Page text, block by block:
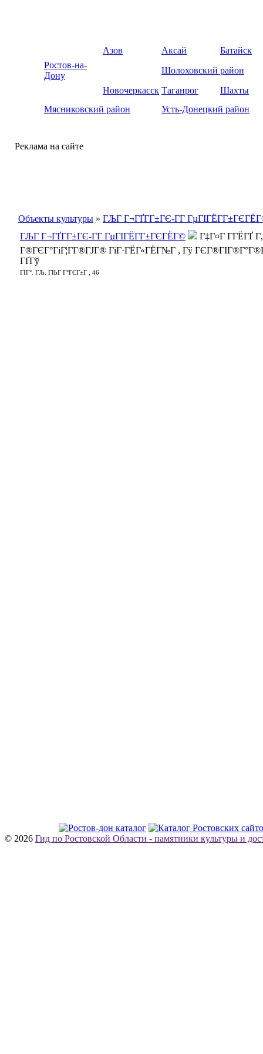
Азов Аксай
Батайск
Ростов-на-
Дону
Шолоховский район
Новочеркасск Таганрог
Шахты
Мясниковский район
Усть-Донецкий район
Реклама на сайте
Объекты культуры » ГЉГ Г¬ГҐГ­Г±ГЄ-ГГ
ГЉГ Г¬ГҐГ­Г±ГЄ-ГГ ГµГІГЁГ­Г±ГЄГЁГ©
Г‡Г¤Г Г­ГЁГҐ
Г®ГЄГ°ГіГ¦Г­Г®ГЈГ® ГіГ·ГЁГ«ГЁГ№Г , Гў
ГҐГў
ГЇГ°. ГЉ. ГЊГ Г°ГЄГ±Г , 46
© 2026 Гид по Ростовской Области - памятники культуры и